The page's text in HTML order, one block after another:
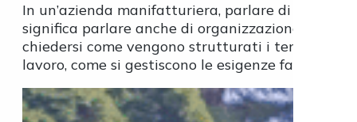
In un’azienda manifatturiera, parlare di
significa parlare anche di organizzazione.
chiedersi come vengono strutturati i tempi di
lavoro, come si gestiscono le esigenze familiari,...